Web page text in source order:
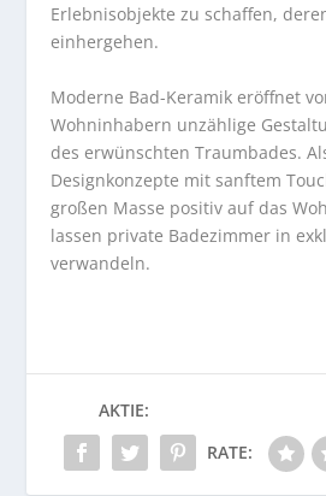
Erlebnisobjekte zu schaffen,
einhergehen.
Moderne Bad-Keramik eröffnet
Wohninhabern unzählige
des erwünschten Traumbades.
Designkonzepte mit sanftem
großen Masse positiv auf das
lassen private Badezimmer in
verwandeln.
AKTIE:
RATE: